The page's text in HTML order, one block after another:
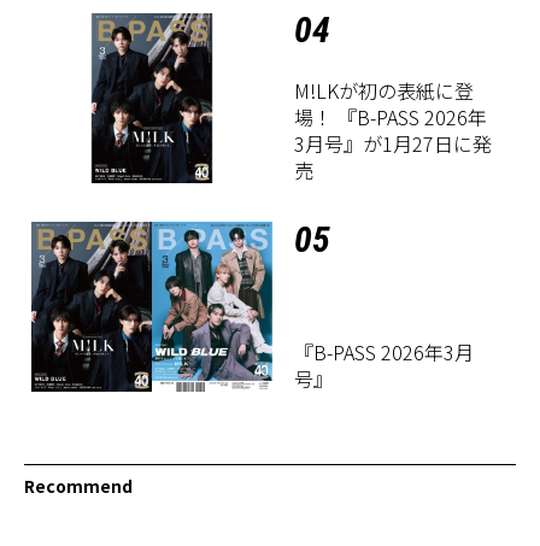
04
M!LKが初の表紙に登
場！ 『B-PASS 2026年
3月号』が1月27日に発
売
05
『B-PASS 2026年3月
号』
Recommend